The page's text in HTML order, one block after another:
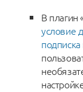
В плагин
условие
подписка